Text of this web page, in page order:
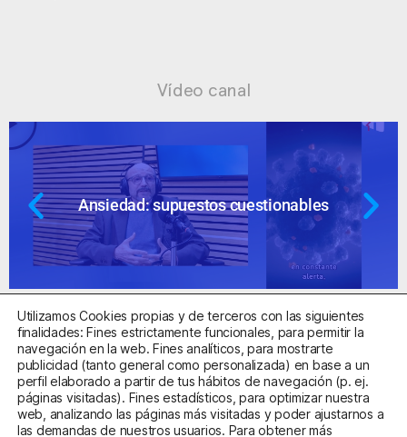
Vídeo canal
Ansiedad: supuestos cuestionables
Centro Sanitario Autorizado con el código E08737002
Utilizamos Cookies propias y de terceros con las siguientes
finalidades: Fines estrictamente funcionales, para permitir la
navegación en la web. Fines analíticos, para mostrarte
publicidad (tanto general como personalizada) en base a un
perfil elaborado a partir de tus hábitos de navegación (p. ej.
páginas visitadas). Fines estadísticos, para optimizar nuestra
web, analizando las páginas más visitadas y poder ajustarnos a
las demandas de nuestros usuarios. Para obtener más